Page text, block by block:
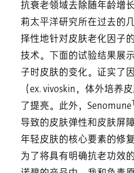
抗衰老领域去除随年龄增
莉太平洋研究所在过去的
择性地针对皮肤老化因子
技术。下面的试验结果展
子时皮肤的变化。证实了
（ex. vivoskin，体外培养
了提亮。此外，Senomune
导致的皮肤弹性和皮肤屏
年轻皮肤的核心要素的修
为了将具有明确抗老功效